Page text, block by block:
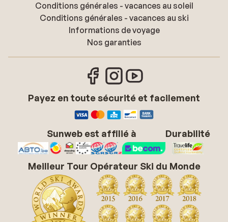
Conditions générales - vacances au soleil
Conditions générales - vacances au ski
Informations de voyage
Nos garanties
Payez en toute sécurité et facilement
Sunweb est affilié à Durabilité
Meilleur Tour Opérateur Ski du Monde